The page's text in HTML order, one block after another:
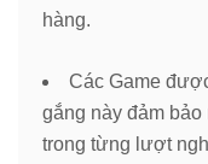
hàng.
Các Game
gắng này đảm
trong từng lượt